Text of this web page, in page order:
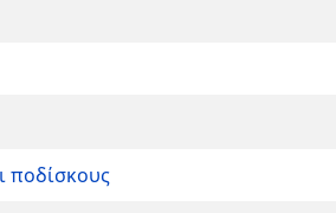
ποδίσκους